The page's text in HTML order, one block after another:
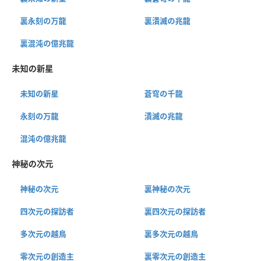
裏永刻の万龍 裏潰滅の兆龍
裏混沌の億兆龍
未知の新星
未知の新星 蒼穹の千龍
永刻の万龍 潰滅の兆龍
混沌の億兆龍
神秘の次元
神秘の次元 裏神秘の次元
四次元の探訪者 裏四次元の探訪者
多次元の越鳥 裏多次元の越鳥
零次元の創造主 裏零次元の創造主